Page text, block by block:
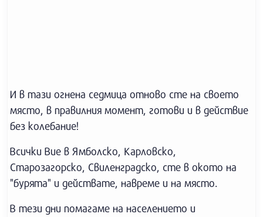
И в тази огнена седмица отново сте на своето
място, в правилния момент, готови и в действие
без колебание!
Всички Вие в Ямболско, Карловско,
Старозагорско, Свиленградско, сте в окото на
"бурята" и действате, навреме и на място.
В тези дни помагаме на населението и